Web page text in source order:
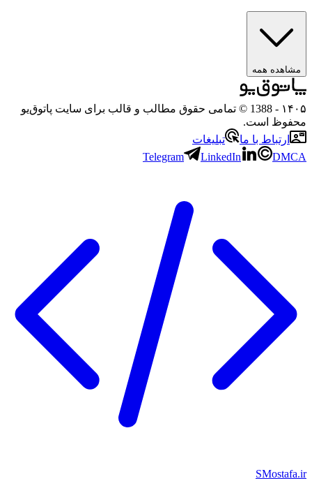
مشاهده همه
۱۴۰۵
- 1388 © تمامی حقوق مطالب و قالب برای سایت پاتوق‌یو
محفوظ است.
ارتباط با ما
تبلیغات
Telegram
LinkedIn DMCA
SMostafa.ir